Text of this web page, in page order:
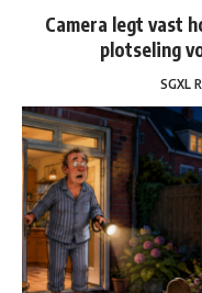
Camera legt vast
plotseling
SGXL